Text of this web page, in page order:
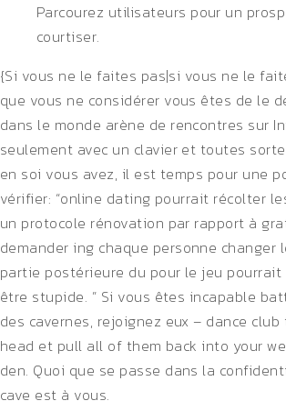
Parcourez utilisateurs pour un
courtiser.
{Si vous ne le faites pas|si vous ne le
que vous ne considérer vous êtes de le
dans le monde arène de rencontres sur
seulement avec un clavier et toutes
en soi vous avez, il est temps pour une
vérifier: “online dating pourrait récolter
un protocole rénovation par rapport à
demander ing chaque personne changer
partie postérieure du pour le jeu
être stupide. ” Si vous êtes incapable
des cavernes, rejoignez eux – dance
head et pull all of them back into your
den. Quoi que se passe dans la
cave est à vous.